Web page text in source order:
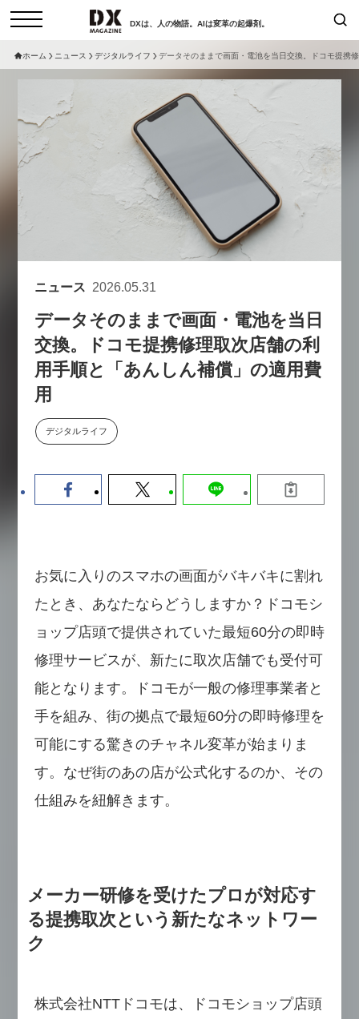
DXは、人の物語。AIは変革の起爆剤。
セミナー ニュース
サービスメニュー 日本オムニチャネル協会
トップページ
特集
動画
サイトマップ
お問い合わせ
個人情報保護法について
採用情報
検索
現在開催予定のセミナー
セミナー
非公開: 【8/6開催】AIエージェン
ト時代、日本企業は何から始める
新潮流から学ぶ〜
セミナー
【8/12開催】「イノベーションを
数値化する」～投資される事業の
ホーム ニュース デジタルライフ データそのままで画面・電池を当日交換。ドコモ提携
ニュース 2026.05.31
データそのままで画面・電池を当日
交換。ドコモ提携修理取次店舗の利
用手順と「あんしん補償」の適用費
用
デジタルライフ
お気に入りのスマホの画面がバキバキに割れ
たとき、あなたならどうしますか？ドコモシ
ョップ店頭で提供されていた最短60分の即時
修理サービスが、新たに取次店舗でも受付可
能となります。ドコモが一般の修理事業者と
手を組み、街の拠点で最短60分の即時修理を
可能にする驚きのチャネル変革が始まりま
す。なぜ街のあの店が公式化するのか、その
仕組みを紐解きます。
メーカー研修を受けたプロが対応す
る提携取次という新たなネットワー
ク
株式会社NTTドコモは、ドコモショップ店頭